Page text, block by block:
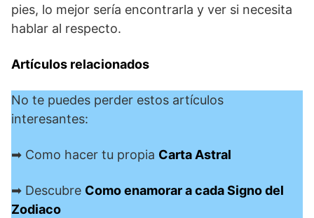
pies, lo mejor sería encontrarla y ver si necesita
hablar al respecto.
Artículos relacionados
No te puedes perder estos artículos
interesantes:
➡ Como hacer tu propia Carta Astral
➡ Descubre Como enamorar a cada Signo del
Zodiaco